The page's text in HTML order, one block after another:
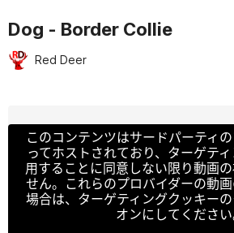
Dog - Border Collie
Red Deer
このコンテンツはサードパーティ
ってホストされており、ターゲテ
用することに同意しない限り動画
せん。これらのプロバイダーの動
場合は、ターゲティングクッキー
オンにしてください